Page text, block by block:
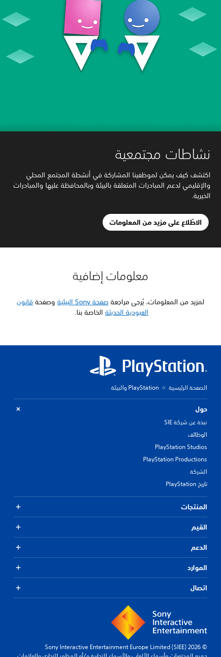
نشاطات مجتمعية
اكتشف كيف يمكن لموظفينا المشاركة في أنشطة المجتمع المحلي
والإقليمي لدعم المبادرات المتعلقة بالبيئة وبالمحافظة عليها والمبادرات
الخيرية.
الاطّلاع على مزيد من المعلومات
معلومات إضافية
لمزيد من المعلومات، يُرجى مراجعة صفحة Sony البيئية وصفحة قانون
العبودية الحديثة الخاصة بنا.
الصفحة الرئيسية PlayStation والبيئة
حول
نبذة عن شركة SIE
الوظائف
PlayStation Studios
PlayStation Productions
الشركة
تاريخ PlayStation
المنتجات
القيم
الدعم
الموارد
اتصال
© 2026 Sony Interactive Entertainment Europe Limited (SIEE)